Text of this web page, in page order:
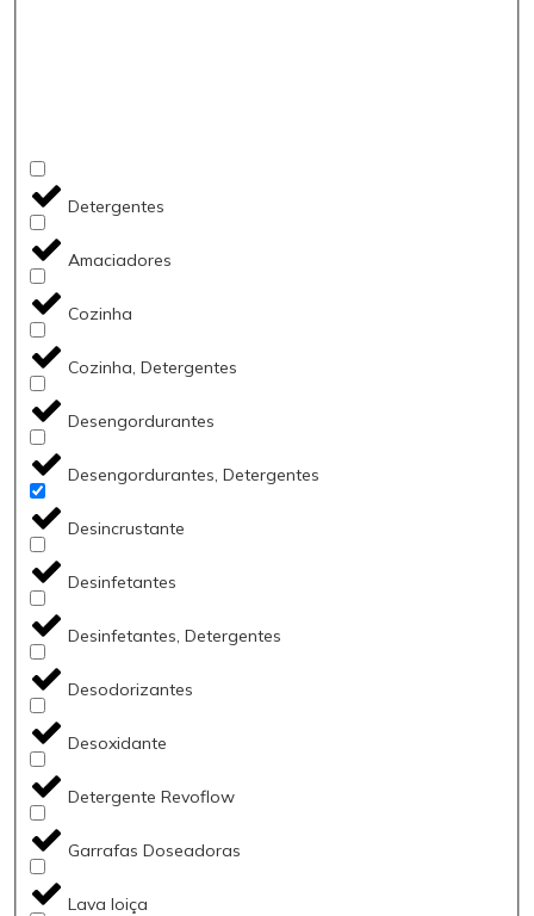
Detergentes
Amaciadores
Cozinha
Cozinha, Detergentes
Desengordurantes
Desengordurantes, Detergentes
Desincrustante
Desinfetantes
Desinfetantes, Detergentes
Desodorizantes
Desoxidante
Detergente Revoflow
Garrafas Doseadoras
Lava loiça